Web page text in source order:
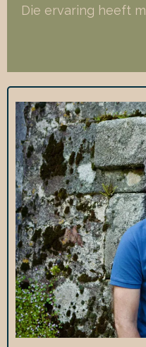
Die ervaring heeft